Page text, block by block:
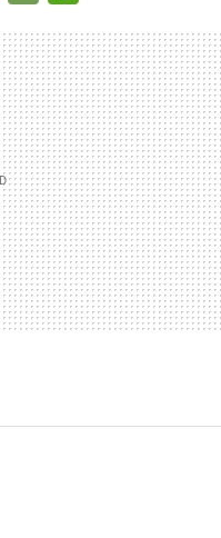
MAIL